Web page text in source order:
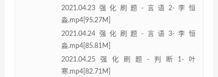
2021.04.23强化刷题-言语2-李恒
淼.mp4[95.27M]
2021.04.24强化刷题-言语3-李恒
淼.mp4[85.81M]
2021.04.25强化刷题-判断1-叶
寒.mp4[82.71M]